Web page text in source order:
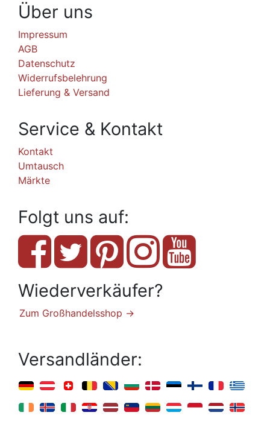
Über uns
Impressum
AGB
Datenschutz
Widerrufsbelehrung
Lieferung & Versand
Service & Kontakt
Kontakt
Umtausch
Märkte
Folgt uns auf:
Wiederverkäufer?
Zum Großhandelsshop →
Versandländer: